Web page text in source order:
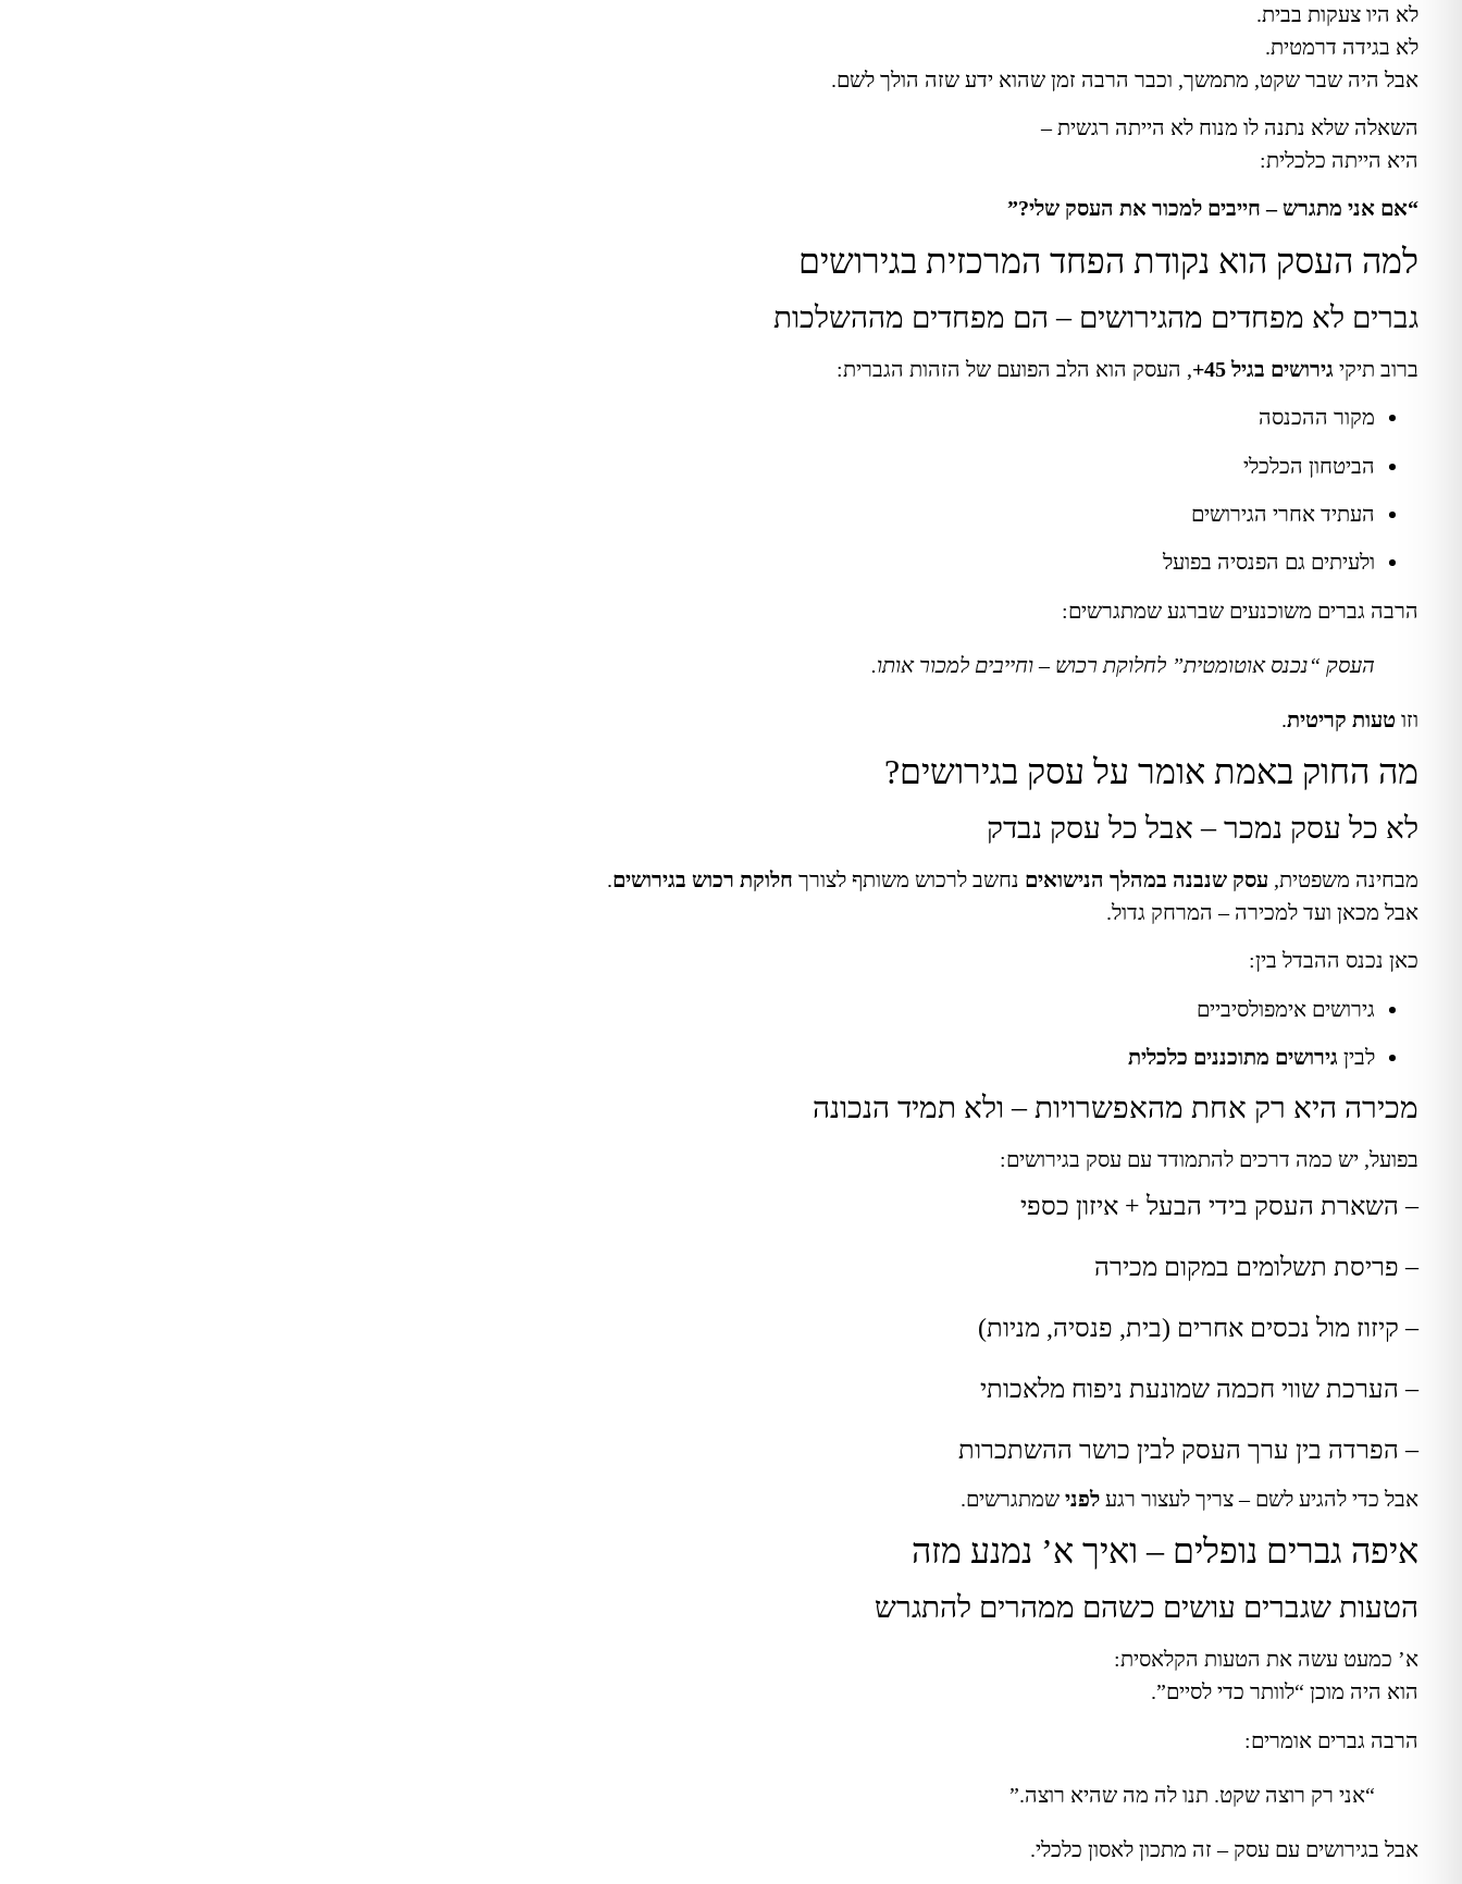
לא היו צעקות בבית.
לא בגידה דרמטית.
אבל היה שבר שקט, מתמשך, וכבר הרבה זמן שהוא ידע שזה הולך לשם.
השאלה שלא נתנה לו מנוח לא הייתה רגשית –
היא הייתה כלכלית:
“אם אני מתגרש – חייבים למכור את העסק שלי?”
למה העסק הוא נקודת הפחד המרכזית בגירושים
גברים לא מפחדים מהגירושים – הם מפחדים מההשלכות
ברוב תיקי גירושים בגיל 45+ , העסק הוא הלב הפועם של הזהות הגברית:
מקור ההכנסה
הביטחון הכלכלי
העתיד אחרי הגירושים
ולעיתים גם הפנסיה בפועל
הרבה גברים משוכנעים שברגע שמתגרשים:
העסק “נכנס אוטומטית” לחלוקת רכוש – וחייבים למכור אותו.
וזו טעות קריטית.
מה החוק באמת אומר על עסק בגירושים?
לא כל עסק נמכר – אבל כל עסק נבדק
מבחינה משפטית, עסק שנבנה במהלך הנישואים נחשב לרכוש משותף לצורך חלוקת רכוש בגירושים.
אבל מכאן ועד למכירה – המרחק גדול.
כאן נכנס ההבדל בין:
גירושים אימפולסיביים
לבין גירושים מתוכננים כלכלית
מכירה היא רק אחת מהאפשרויות – ולא תמיד הנכונה
בפועל, יש כמה דרכים להתמודד עם עסק בגירושים:
– השארת העסק בידי הבעל + איזון כספי
– פריסת תשלומים במקום מכירה
– קיזוז מול נכסים אחרים (בית, פנסיה, מניות)
– הערכת שווי חכמה שמונעת ניפוח מלאכותי
– הפרדה בין ערך העסק לבין כושר ההשתכרות
אבל כדי להגיע לשם – צריך לעצור רגע לפני שמתגרשים.
איפה גברים נופלים – ואיך א’ נמנע מזה
הטעות שגברים עושים כשהם ממהרים להתגרש
א’ כמעט עשה את הטעות הקלאסית:
הוא היה מוכן “לוותר כדי לסיים”.
הרבה גברים אומרים:
“אני רק רוצה שקט. תנו לה מה שהיא רוצה.”
אבל בגירושים עם עסק – זה מתכון לאסון כלכלי.